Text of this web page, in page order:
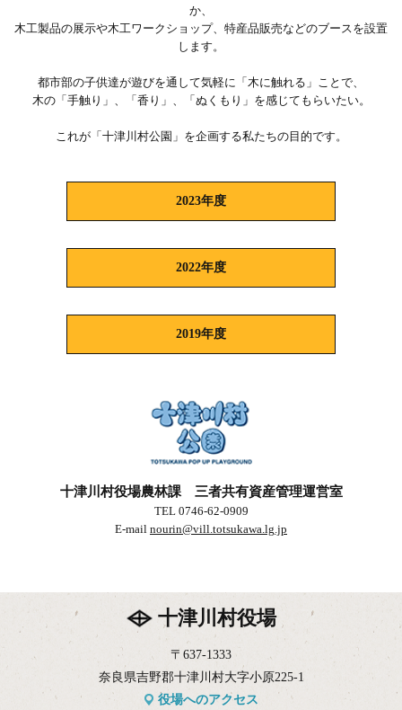
か、
木工製品の展示や木工ワークショップ、特産品販売などのブースを設置
します。
都市部の子供達が遊びを通して気軽に「木に触れる」ことで、
木の「手触り」、「香り」、「ぬくもり」を感じてもらいたい。
これが「十津川村公園」を企画する私たちの目的です。
2023年度
2022年度
2019年度
十津川村役場農林課 三者共有資産管理運営室
TEL 0746-62-0909
E-mail nourin@vill.totsukawa.lg.jp
十津川村役場
〒637-1333
奈良県吉野郡十津川村大字小原225-1
役場へのアクセス